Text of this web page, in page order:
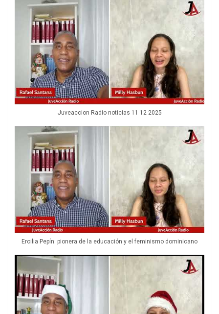
Juveaccion Radio noticias 11 12 2025
Ercilia Pepín: pionera de la educación y el feminismo dominicano